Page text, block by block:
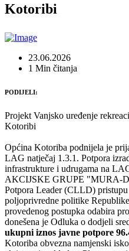
Kotoribi
23.06.2026
1 Min čitanja
PODIJELI:
Projekt Vanjsko uređenje
Kotoribi
Općina Kotoriba podnijela je
LAG natječaj 1.3.1. Potpora
infrastrukture i udrugama na
AKCIJSKE GRUPE "MURA-
Potpora Leader (CLLD)
poljoprivredne politike
provedenog postupka odabira
donešena je Odluka o dodjeli
ukupni iznos javne potpore
Kotoriba obvezna namjenski